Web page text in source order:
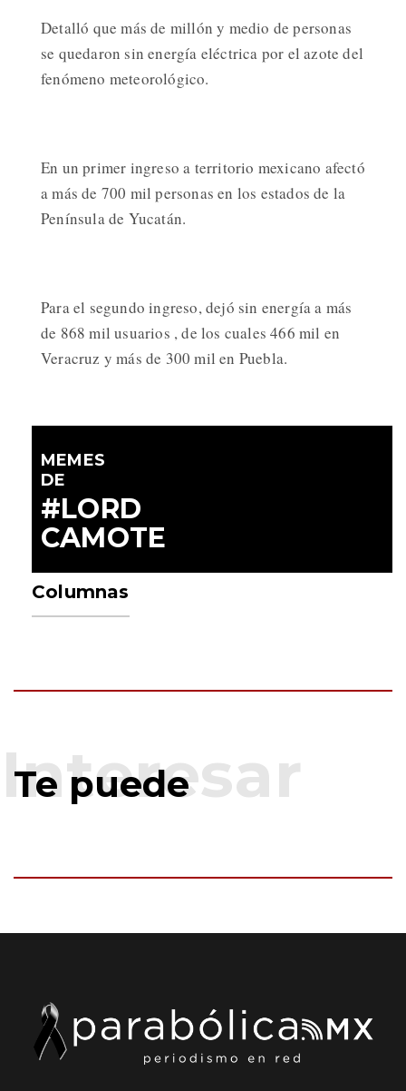
Detalló que más de millón y medio de personas
se quedaron sin energía eléctrica por el azote del
fenómeno meteorológico.
En un primer ingreso a territorio mexicano afectó
a más de 700 mil personas en los estados de la
Península de Yucatán.
Para el segundo ingreso, dejó sin energía a más
de 868 mil usuarios , de los cuales 466 mil en
Veracruz y más de 300 mil en Puebla.
MEMES
DE
#LORD
CAMOTE
Columnas
Te puede